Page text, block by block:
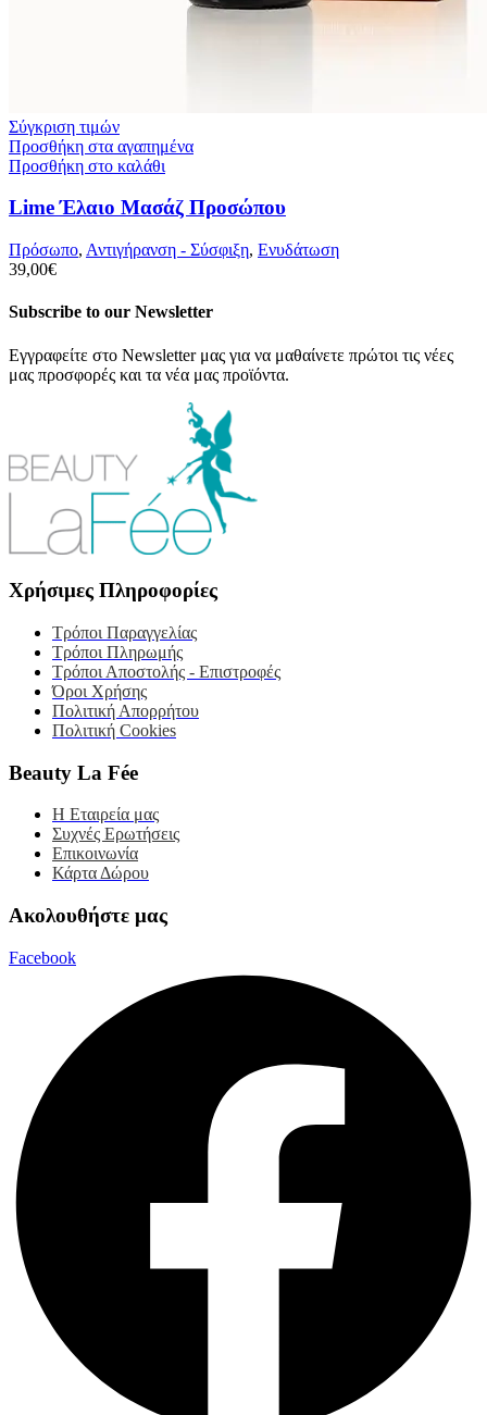
Σύγκριση τιμών
Προσθήκη στα αγαπημένα
Προσθήκη στο καλάθι
Lime Έλαιο Μασάζ Προσώπου
Πρόσωπο, Αντιγήρανση - Σύσφιξη, Ενυδάτωση
39,00€
Subscribe to our Newsletter
Εγγραφείτε στο Newsletter μας για να μαθαίνετε πρώτοι τις νέες
μας προσφορές και τα νέα μας προϊόντα.
Χρήσιμες Πληροφορίες
Τρόποι Παραγγελίας
Τρόποι Πληρωμής
Τρόποι Αποστολής - Επιστροφές
Όροι Χρήσης
Πολιτική Απορρήτου
Πολιτική Cookies
Beauty La Fée
Η Εταιρεία μας
Συχνές Ερωτήσεις
Επικοινωνία
Κάρτα Δώρου
Ακολουθήστε μας
Facebook